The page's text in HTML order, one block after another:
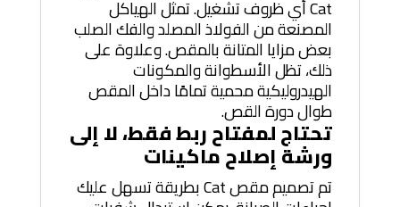
Cat أي ظروف تشغيل. تمثل الهياكل
المصنعة من الفولاذ المصلد والفك الصلب
بعض مزايا المتانة بالمقص. وعلاوة على
ذلك، تظل الأسطوانة والمكونات
الهيدروليكية محمية تمامًا داخل المقص
طوال دورة القص.
تحتاج لمفتاح ربط فقط، لا إلى
ورشة إصلاح ماكينات
تم تصميم مقص Cat بطريقة تسهل عليك